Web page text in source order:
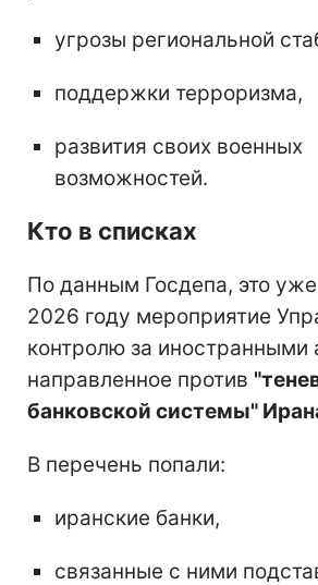
угрозы региональной
поддержки терроризма,
развития своих военных
возможностей.
Кто в списках
По данным Госдепа, это
2026 году мероприятие
контролю за иностранными
направленное против
банковской системы"
В перечень попали:
иранские банки,
связанные с ними